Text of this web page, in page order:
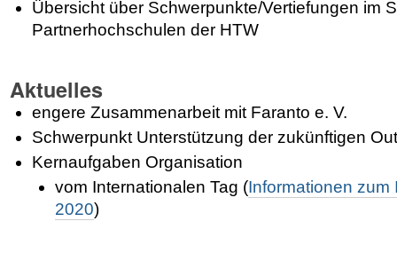
Übersicht über Schwerpunkte/Vertiefungen im
Partnerhochschulen der HTW
Aktuelles
engere Zusammenarbeit mit Faranto e. V.
Schwerpunkt Unterstützung der zukünftigen
Kernaufgaben Organisation
vom Internationalen Tag (Informationen zum
2020)